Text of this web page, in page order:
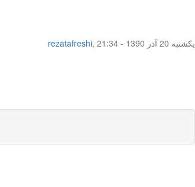
rezatafreshi,
یکشنبه 20 آذر 1390 - 21:34